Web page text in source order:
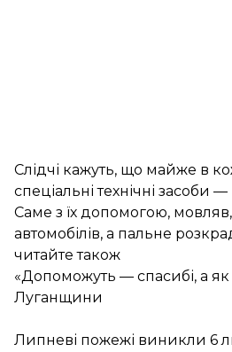
Слідчі кажуть, що майже в
спеціальні технічні засоби
Саме з їх допомогою,
автомобілів, а пальне
читайте також
«Допоможуть — спасибі, а
Луганщини
Липневі пожежі виникли 6